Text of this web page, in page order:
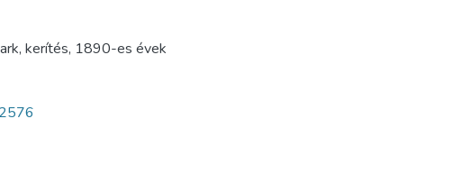
, kerítés, 1890-es évek